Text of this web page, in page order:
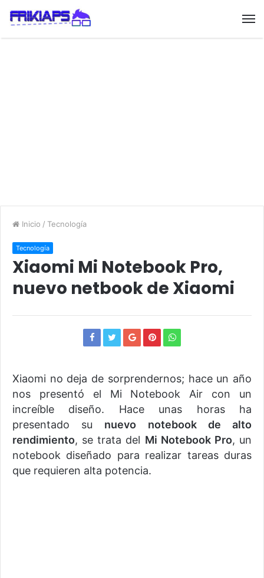
Inicio / Tecnología
Tecnología
Xiaomi Mi Notebook Pro,
nuevo netbook de Xiaomi
Xiaomi no deja de sorprendernos; hace un año
nos presentó el Mi Notebook Air con un
increíble diseño. Hace unas horas ha
presentado su nuevo notebook de alto
rendimiento, se trata del Mi Notebook Pro, un
notebook diseñado para realizar tareas duras
que requieren alta potencia.